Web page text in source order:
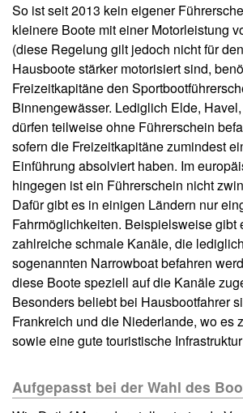
So ist seit 2013 kein eigener
kleinere Boote mit einer Motorleistung
(diese Regelung gilt jedoch nicht für
Hausboote stärker motorisiert sind,
Freizeitkapitäne den
Binnengewässer. Lediglich Elde,
dürfen teilweise ohne Führerschein
sofern die Freizeitkapitäne zumindest
Einführung absolviert haben. Im
hingegen ist ein Führerschein nicht
Dafür gibt es in einigen Ländern nur
Fahrmöglichkeiten. Beispielsweise gibt
zahlreiche schmale Kanäle, die
sogenannten Narrowboat befahren
diese Boote speziell auf die Kanäle
Besonders beliebt bei Hausbootfahrer
Frankreich und die Niederlande, wo es
sowie eine gute touristische
Aufgepasst bei der Wahl des